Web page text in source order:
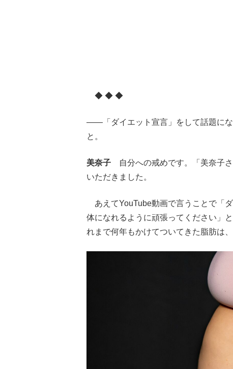
◆ ◆ ◆
――「ダイエット宣言」をして話題に
と。
美奈子 自分への戒めです。「美奈子
いただきました。
あえてYouTube動画で言うことで「
体になれるように頑張ってください」
れまで何年もかけてついてきた脂肪は